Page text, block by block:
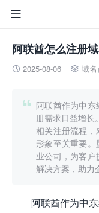

阿联酋怎么注册
 2025-08-06  域
 阿联酋作为中
册需求日益增长
相关注册流程
形象至关重要
业公司，为客
解决方案，助力
阿联酋作为中